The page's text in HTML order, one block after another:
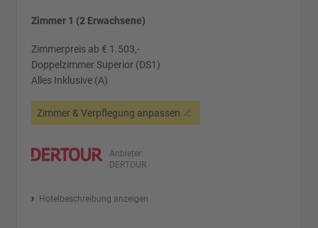
Zimmer 1 (2 Erwachsene)
Zimmerpreis ab € 1.503,-
Doppelzimmer Superior (DS1)
Alles Inklusive (A)
Zimmer & Verpflegung anpassen
Anbieter:
DERTOUR
Hotelbeschreibung anzeigen